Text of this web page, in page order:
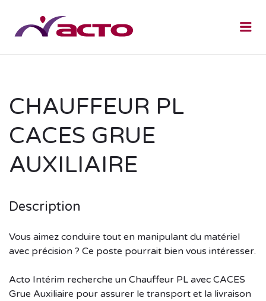
CHAUFFEUR PL
CACES GRUE
AUXILIAIRE
Description
Vous aimez conduire tout en manipulant du matériel
avec précision ? Ce poste pourrait bien vous intéresser.
Acto Intérim recherche un Chauffeur PL avec CACES
Grue Auxiliaire pour assurer le transport et la livraison